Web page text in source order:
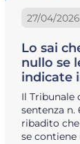
27/04/2026
Lo sai
nullo se
indicate
Il Tribunale
sentenza n.
ribadito
se contiene